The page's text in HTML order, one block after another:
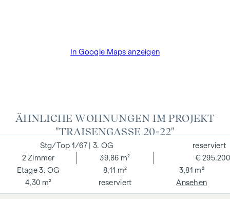
In Google Maps anzeigen
ÄHNLICHE WOHNUNGEN IM PROJEKT
"TRAISENGASSE 20-22"
1/67 | 3. OG
3. OG
2Zimmer
39,86 m²
8,11 m²
3,81 m²
4,30 m²
€ 295.200
reserviert
reserviert
Ansehen